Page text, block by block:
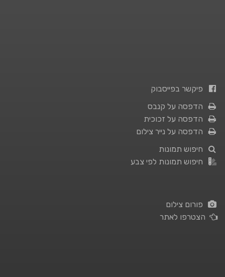
פיקשר בפייסבוק
הדפסה על קנבס
הדפסה על זכוכית
הדפסה על נייר צילום
חיפוש תמונות
חיפוש תמונות לפי צבע
פורום צילום
הצטרפו לאתר